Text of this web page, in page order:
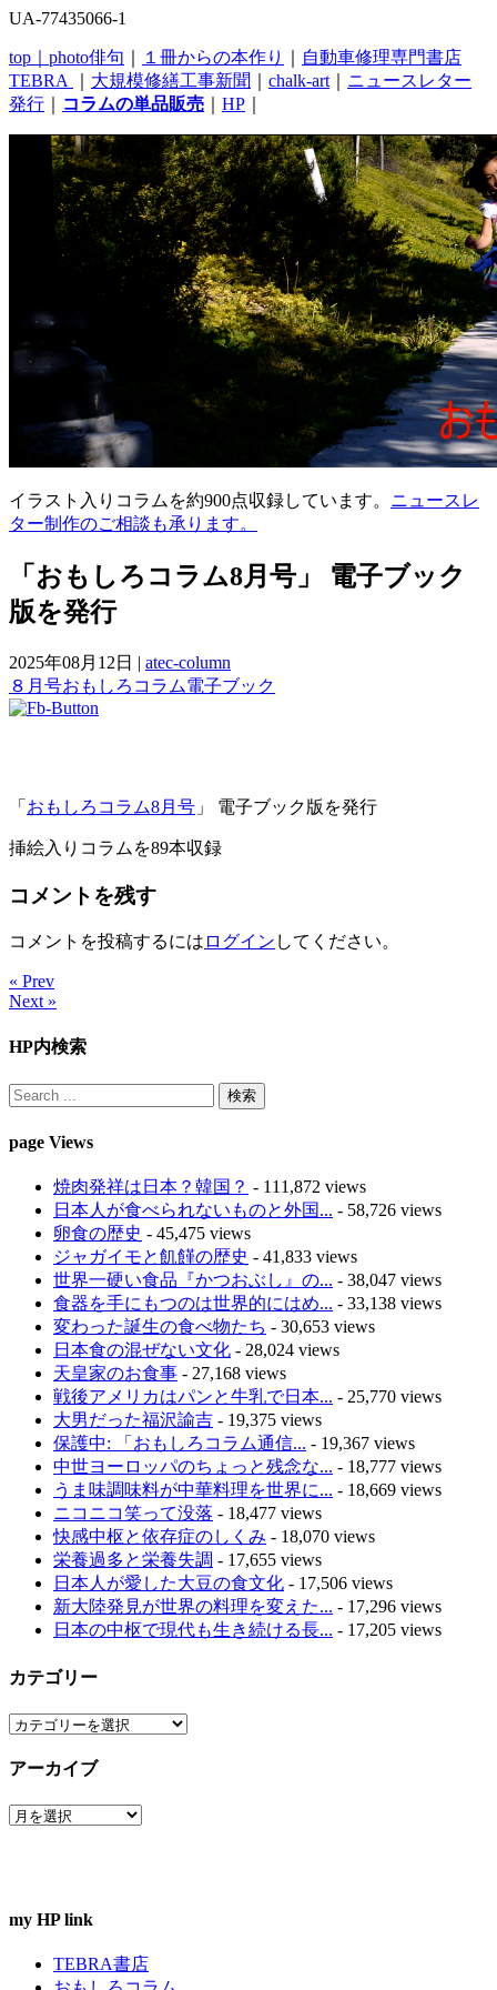
UA-77435066-1
top｜ photo俳句 １冊からの本作り
自動車修理専門書店
TEBRA
大規模修繕工事新聞 chalk-art
ニュースレター
発行
コラムの単品販売 HP
イラスト入りコラムを約900点収録しています。 ニュースレ
ター制作のご相談も承ります。
「おもしろコラム8月号」 電子ブック
版を発行
2025年08月12日 | atec-column
８月号おもしろ コラム電子ブック
「 おもしろコラム8月号 」 電子ブック版を発行
挿絵入りコラムを89本収録
コメントを残す
コメントを投稿するには ログイン してください。
« Prev
Next »
HP内検索
page Views
焼肉発祥は日本？韓国？ - 111,872 views
日本人が食べられないものと外国... - 58,726 views
卵食の歴史 - 45,475 views
ジャガイモと飢饉の歴史 - 41,833 views
世界一硬い食品『かつおぶし』の... - 38,047 views
食器を手にもつのは世界的にはめ... - 33,138 views
変わった誕生の食べ物たち - 30,653 views
日本食の混ぜない文化 - 28,024 views
天皇家のお食事 - 27,168 views
戦後アメリカはパンと牛乳で日本... - 25,770 views
大男だった福沢諭吉 - 19,375 views
保護中: 「おもしろコラム通信... - 19,367 views
中世ヨーロッパのちょっと残念な... - 18,777 views
うま味調味料が中華料理を世界に... - 18,669 views
ニコニコ笑って没落 - 18,477 views
快感中枢と依存症のしくみ - 18,070 views
栄養過多と栄養失調 - 17,655 views
日本人が愛した大豆の食文化 - 17,506 views
新大陸発見が世界の料理を変えた... - 17,296 views
日本の中枢で現代も生き続ける長... - 17,205 views
カテゴリー
カ
ゴ
ー
アーカイブ
ア
my HP link
TEBRA書店